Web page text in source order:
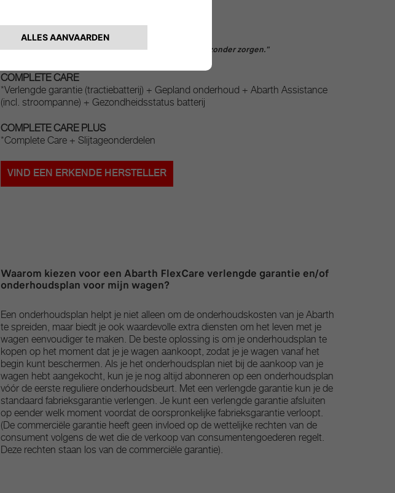
PACKS, DE COMPLETE AANBIEDING
"Voor mij draait het om een all-in-one dienstverlening zonder zorgen."
COMPLETE CARE
*Verlengde garantie (tractiebatterij) + Gepland onderhoud + Abarth Assistance
(incl. stroompanne) + Gezondheidsstatus batterij
COMPLETE CARE PLUS
*Complete Care + Slijtageonderdelen
VIND EEN ERKENDE HERSTELLER
Waarom kiezen voor een Abarth FlexCare verlengde garantie en/of
onderhoudsplan voor mijn wagen?
Een onderhoudsplan helpt je niet alleen om de onderhoudskosten van je Abarth
te spreiden, maar biedt je ook waardevolle extra diensten om het leven met je
wagen eenvoudiger te maken. De beste oplossing is om je onderhoudsplan te
kopen op het moment dat je je wagen aankoopt, zodat je je wagen vanaf het
begin kunt beschermen. Als je het onderhoudsplan niet bij de aankoop van je
wagen hebt aangekocht, kun je je nog altijd abonneren op een onderhoudsplan
vóór de eerste reguliere onderhoudsbeurt. Met een verlengde garantie kun je de
standaard fabrieksgarantie verlengen. Je kunt een verlengde garantie afsluiten
op eender welk moment voordat de oorspronkelijke fabrieksgarantie verloopt.
(De commerciële garantie heeft geen invloed op de wettelijke rechten van de
consument volgens de wet die de verkoop van consumentengoederen regelt.
Deze rechten staan los van de commerciële garantie).​